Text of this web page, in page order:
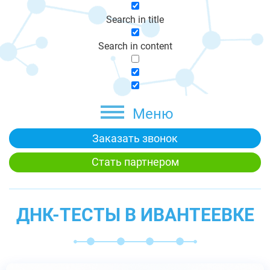
Search in title
Search in content
Меню
Заказать звонок
Стать партнером
ДНК-ТЕСТЫ В ИВАНТЕЕВКЕ